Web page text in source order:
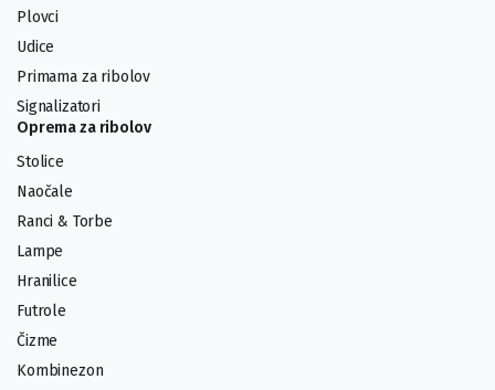
Plovci
Udice
Primama za ribolov
Signalizatori
Oprema za ribolov
Stolice
Naočale
Ranci & Torbe
Lampe
Hranilice
Futrole
Čizme
Kombinezon